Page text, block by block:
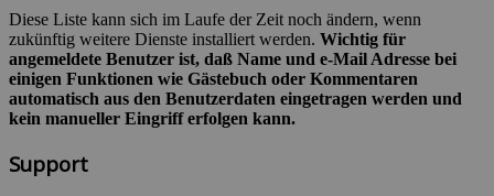
Diese Liste kann sich im Laufe der Zeit noch ändern, wenn
zukünftig weitere Dienste installiert werden. Wichtig für
angemeldete Benutzer ist, daß Name und e-Mail Adresse bei
einigen Funktionen wie Gästebuch oder Kommentaren
automatisch aus den Benutzerdaten eingetragen werden und
kein manueller Eingriff erfolgen kann.
Support